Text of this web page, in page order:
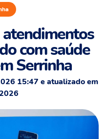
com saúde
Serrinha
15:47 e atualizado em